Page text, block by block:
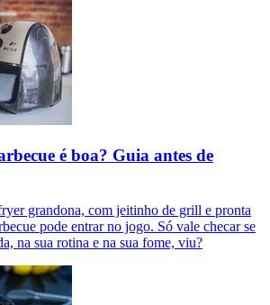
é boa? Guia antes de
grandona, com jeitinho de grill e pronta
pode entrar no jogo. Só vale checar se
na sua rotina e na sua fome, viu?